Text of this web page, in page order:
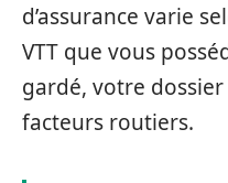
d’assurance varie
VTT que vous
gardé, votre
facteurs routiers.